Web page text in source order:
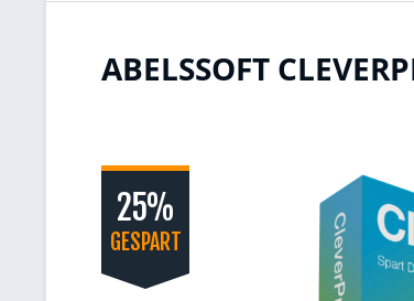
ABELSSOFT
25%
GESPART